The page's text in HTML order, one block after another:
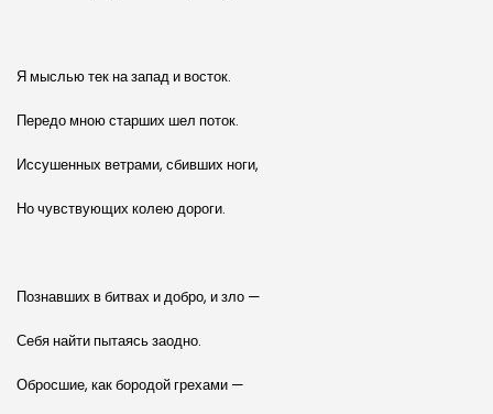
Я мыслью тек на запад и восток.
Передо мною старших шел поток.
Иссушенных ветрами, сбивших ноги,
Но чувствующих колею дороги.
Познавших в битвах и добро, и зло —
Себя найти пытаясь заодно.
Обросшие, как бородой грехами —